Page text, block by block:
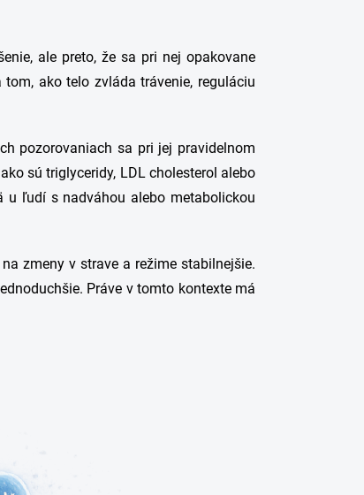
ale preto, že sa pri nej opakovane
ako telo zvláda trávenie, reguláciu
pozorovaniach sa pri jej pravidelnom
sú triglyceridy, LDL cholesterol alebo
u ľudí s nadváhou alebo metabolickou
zmeny v strave a režime stabilnejšie.
Práve v tomto kontexte má